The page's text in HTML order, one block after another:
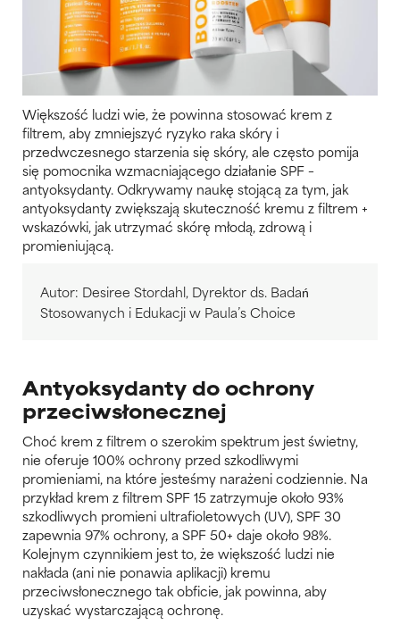
Większość ludzi wie, że powinna stosować krem z
filtrem, aby zmniejszyć ryzyko raka skóry i
przedwczesnego starzenia się skóry, ale często pomija
się pomocnika wzmacniającego działanie SPF –
antyoksydanty. Odkrywamy naukę stojącą za tym, jak
antyoksydanty zwiększają skuteczność kremu z filtrem +
wskazówki, jak utrzymać skórę młodą, zdrową i
promieniującą.
Autor: Desiree Stordahl, Dyrektor ds. Badań
Stosowanych i Edukacji w Paula’s Choice
Antyoksydanty do ochrony
przeciwsłonecznej
Choć krem z filtrem o szerokim spektrum jest świetny,
nie oferuje 100% ochrony przed szkodliwymi
promieniami, na które jesteśmy narażeni codziennie. Na
przykład krem z filtrem SPF 15 zatrzymuje około 93%
szkodliwych promieni ultrafioletowych (UV), SPF 30
zapewnia 97% ochrony, a SPF 50+ daje około 98%.
Kolejnym czynnikiem jest to, że większość ludzi nie
nakłada (ani nie ponawia aplikacji) kremu
przeciwsłonecznego tak obficie, jak powinna, aby
uzyskać wystarczającą ochronę.